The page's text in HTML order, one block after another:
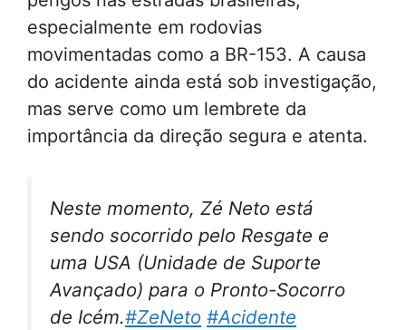
especialmente em rodovias
movimentadas como a BR-153. A causa
do acidente ainda está sob investigação,
mas serve como um lembrete da
importância da direção segura e atenta.
Neste momento, Zé Neto está
sendo socorrido pelo Resgate e
uma USA (Unidade de Suporte
Avançado) para o Pronto-Socorro
de Icém.#ZeNeto #Acidente